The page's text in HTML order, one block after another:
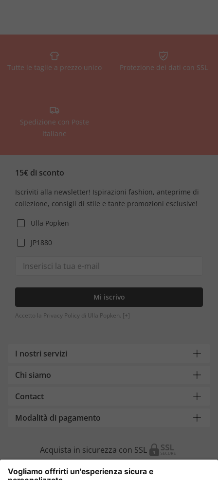
Tutte le taglie a prezzo unico Protezione dei dati con SSL
Spedizione con Poste
Italiane
15€ di sconto
Iscriviti alla newsletter! Ispirazioni fashion, anteprime di
collezione, consigli di stile e tante promozioni esclusive!
Ulla Popken
JP1880
Mi iscrivo
Accetto la Privacy Policy di Ulla Popken. [+]
I nostri servizi
Chi siamo
Contact
Modalità di pagamento
Acquista in sicurezza con SSL